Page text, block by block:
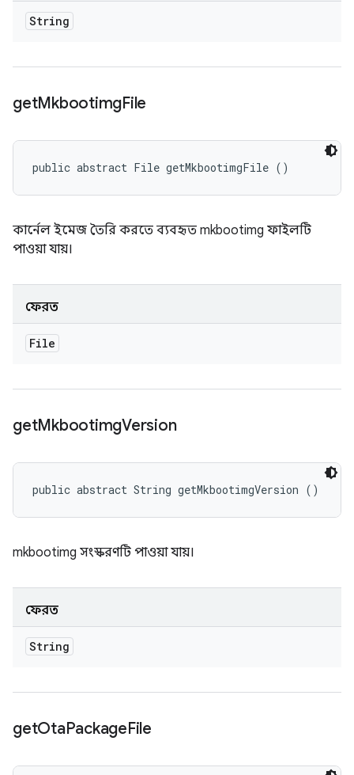
String
getMkbootimgFile
public abstract File getMkbootimgFile ()
কার্নেল ইমেজ তৈরি করতে ব্যবহৃত mkbootimg ফাইলটি
পাওয়া যায়।
ফেরত
File
getMkbootimgVersion
public abstract String getMkbootimgVersion ()
mkbootimg সংস্করণটি পাওয়া যায়।
ফেরত
String
getOtaPackageFile